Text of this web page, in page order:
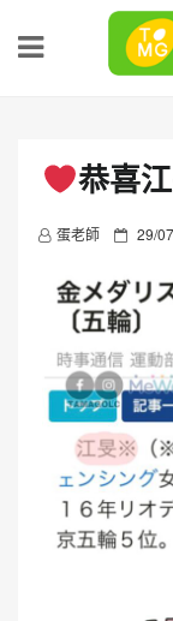
恭喜
蛋老師
P
s
t
e
d
o
n
29/